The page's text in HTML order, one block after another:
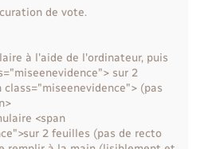
- accompagnement
de vote.
à l'aide de l'ordinateur, puis
sur 2
(pas
<span
2 feuilles (pas de recto